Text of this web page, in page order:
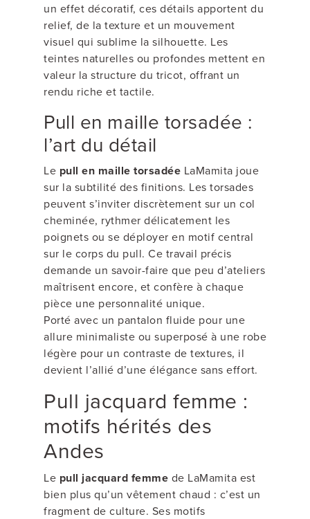
un effet décoratif, ces détails apportent du
relief, de la texture et un mouvement
visuel qui sublime la silhouette. Les
teintes naturelles ou profondes mettent en
valeur la structure du tricot, offrant un
rendu riche et tactile.
Pull en maille torsadée :
l’art du détail
Le pull en maille torsadée LaMamita joue
sur la subtilité des finitions. Les torsades
peuvent s’inviter discrètement sur un col
cheminée, rythmer délicatement les
poignets ou se déployer en motif central
sur le corps du pull. Ce travail précis
demande un savoir-faire que peu d’ateliers
maîtrisent encore, et confère à chaque
pièce une personnalité unique.
Porté avec un pantalon fluide pour une
allure minimaliste ou superposé à une robe
légère pour un contraste de textures, il
devient l’allié d’une élégance sans effort.
Pull jacquard femme :
motifs hérités des
Andes
Le pull jacquard femme de LaMamita est
bien plus qu’un vêtement chaud : c’est un
fragment de culture. Ses motifs